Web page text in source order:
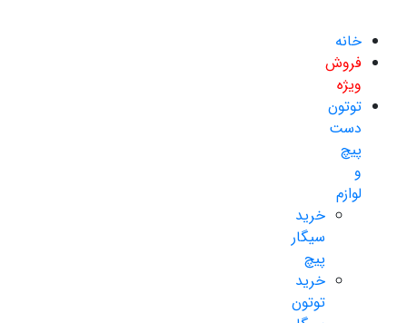
خانه
فروش
ویژه
توتون
دست
پیچ
و
لوازم
خرید
سیگار
پیچ
خرید
توتون